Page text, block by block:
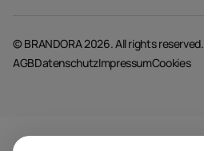
© BRANDORA 2026. All rights reserved.
AGBDatenschutzImpressumCookies